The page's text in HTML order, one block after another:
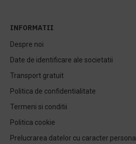
INFORMATII
Despre noi
Date de identificare ale societatii
Transport gratuit
Politica de confidentialitate
Termeni si conditii
Politica cookie
Prelucrarea datelor cu caracter personal